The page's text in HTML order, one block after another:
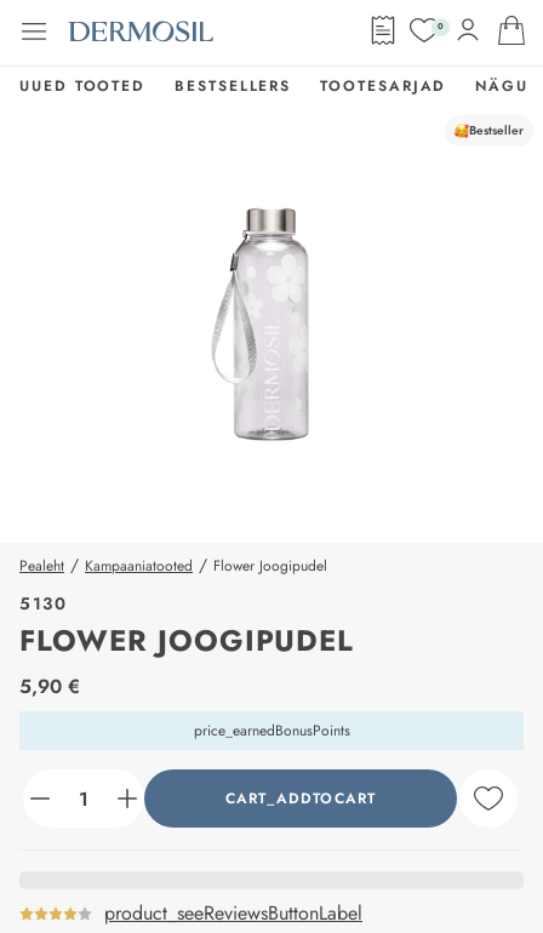
0
UUED TOOTED BESTSELLERS TOOTESARJAD NÄGU
Bestseller
Pealeht / Kampaaniatooted / Flower Joogipudel
5130
FLOWER JOOGIPUDEL
price_label
5,90 €
price_earnedBonusPoints
counter_current CART_ADDTOCART
product_seeReviewsButtonLabel